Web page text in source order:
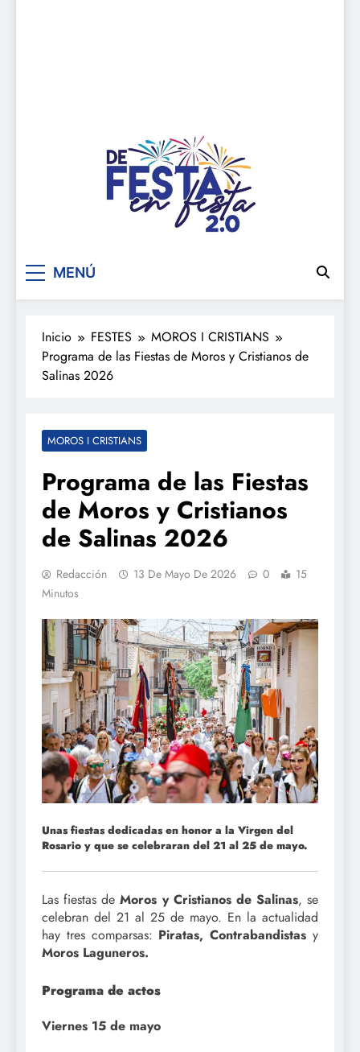
De festa en festa 2.0
MENÚ
Inicio FESTES
MOROS I CRISTIANS
Programa de las Fiestas de Moros y Cristianos de
Salinas 2026
MOROS I CRISTIANS
Programa de las Fiestas
de Moros y Cristianos
de Salinas 2026
Redacción 13 De Mayo De 2026 0
15
Minutos
Unas fiestas dedicadas en honor a la Virgen del
Rosario y que se celebraran del 21 al 25 de mayo.
Las fiestas deMoros y Cristianos de Salinas, se
celebran del 21 al 25 de mayo. En la actualidad
hay tres comparsas: Piratas, Contrabandistasy
Moros Laguneros.
Programa de actos
Viernes 15 de mayo